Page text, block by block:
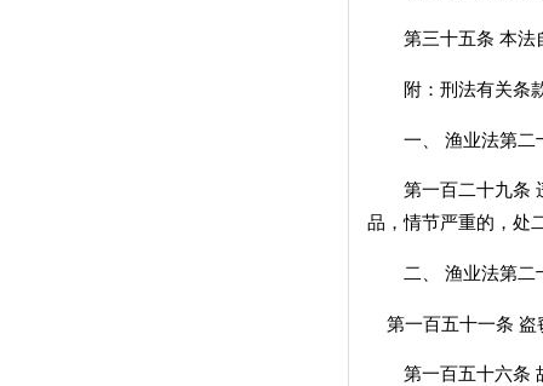
第三十五条 本法
附：刑法有关条
一、 渔业法第二
第一百二十九条 违
品，情节严重的，处
二、 渔业法第二
第一百五十一条 盗
第一百五十六条 故